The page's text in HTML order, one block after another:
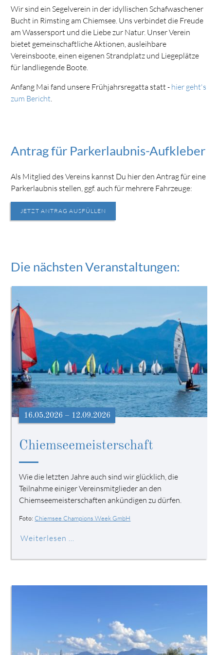
Wir sind ein Segelverein in der idyllischen Schafwaschener
Bucht in Rimsting am Chiemsee. Uns verbindet die Freude
am Wassersport und die Liebe zur Natur. Unser Verein
bietet gemeinschaftliche Aktionen, ausleihbare
Vereinsboote, einen eigenen Strandplatz und Liegeplätze
für landliegende Boote.
Anfang Mai fand unsere Frühjahrsregatta statt - hier geht's
zum Bericht
Antrag für Parkerlaubnis-Aufkleber
Als Mitglied des Vereins kannst Du hier den Antrag für eine
Parkerlaubnis stellen, ggf. auch für mehrere Fahrzeuge:
JETZT ANTRAG AUSFÜLLEN
Die nächsten Veranstaltungen:
Chiemseemeisterschaft
16.05.2026 – 12.09.2026
Wie die letzten Jahre auch sind wir glücklich, die
Teilnahme einiger Vereinsmitglieder an den
Chiemseemeisterschaften ankündigen zu dürfen.
Foto:Chiemsee Champions Week GmbH
Weiterlesen …